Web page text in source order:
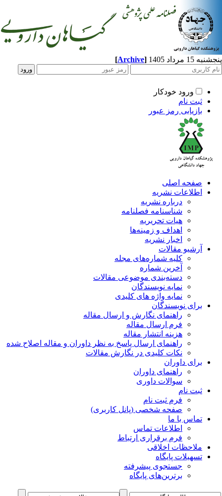
مرداد 1405 [Archive]
ورود خودکار
ثبت نام
بازیابی رمز عبور
صفحه اصلی
اطلاعات نشریه
درباره نشریه
شناسنامه فصلنامه
هیات تحریریه
اهداف و زمینه‌ها
اخبار نشریه
آرشیو مقالات
کلیه شماره‌های مجله
آخرین شماره
دسته‌بندی موضوعی مقالات
نمایه نویسندگان
نمایه واژه های کلیدی
برای نویسندگان
راهنمای نگارش و ارسال مقاله
فرم ارسال مقاله
هزینه انتشار مقاله
راهنمای ارسال پاسخ به نظر داوران و مقاله اصلاح شده
نکات کلیدی در نگارش مقالات
برای داوران
راهنمای داوران
سوالات داوری
ثبت نام
فرم ثبت نام
صفحه شخصی (پانل کاربری)
تماس با ما
اطلاعات تماس
فرم برقراری ارتباط
ملاحظات اخلاقی
تسهیلات پایگاه
جستجوی پیشرفته
برترین‌های پایگاه